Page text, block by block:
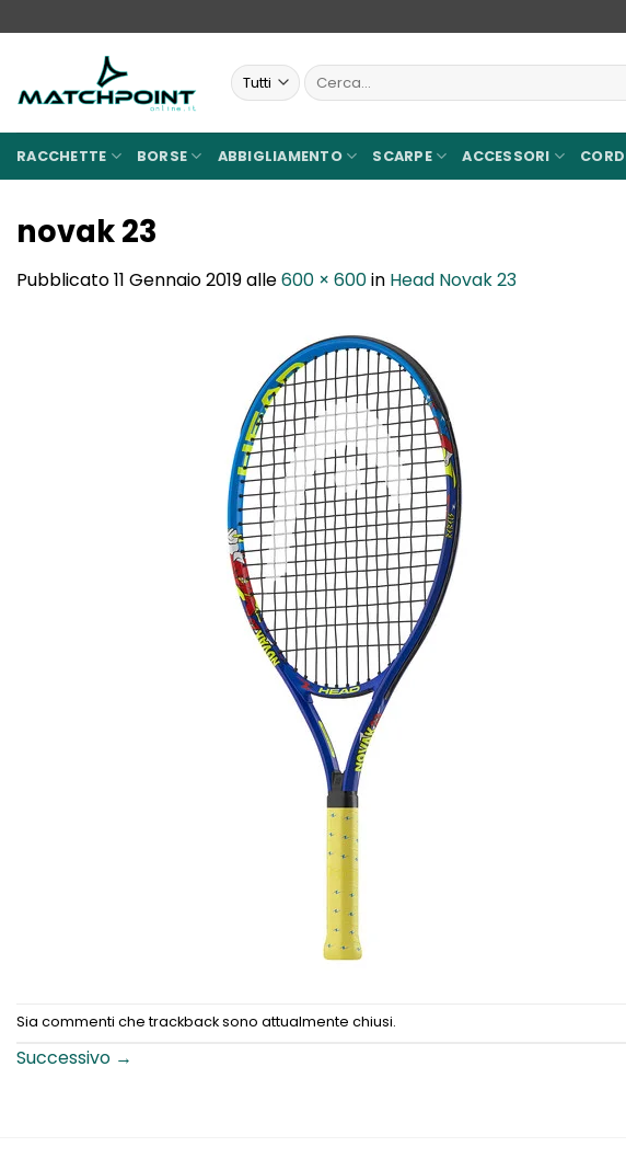
ai
Cerca:
RACCHETTE BORSE ABBIGLIAMENTO SCARPE ACCESSORI
novak 23
Pubblicato11 Gennaio 2019alle600 × 600in Head Novak 23
Sia commenti che trackback sono attualmente chiusi.
Successivo →